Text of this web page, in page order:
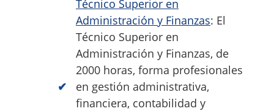
Técnico Superior en
Administración y Finanzas: El
Técnico Superior en
Administración y Finanzas, de
2000 horas, forma profesionales
en gestión administrativa,
financiera, contabilidad y